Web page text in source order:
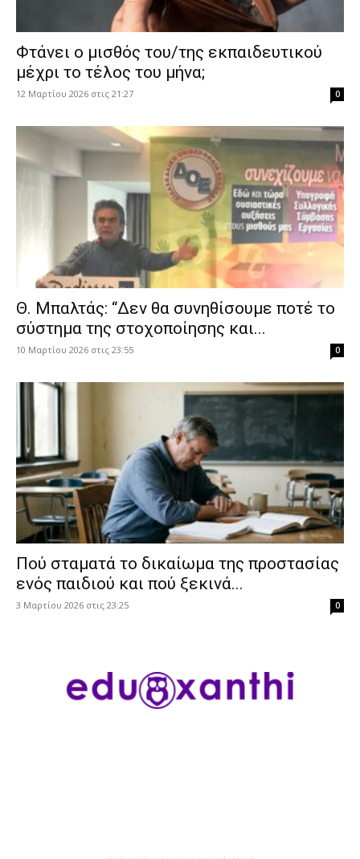
Φτάνει ο μισθός του/της εκπαιδευτικού
μέχρι το τέλος του μήνα;
12 Μαρτίου 2026 στις 21:27 0
Θ. Μπαλτάς: “Δεν θα συνηθίσουμε ποτέ το
σύστημα της στοχοποίησης και...
10 Μαρτίου 2026 στις 23:55 0
Πού σταματά το δικαίωμα της προστασίας
ενός παιδιού και πού ξεκινά...
3 Μαρτίου 2026 στις 23:25 0